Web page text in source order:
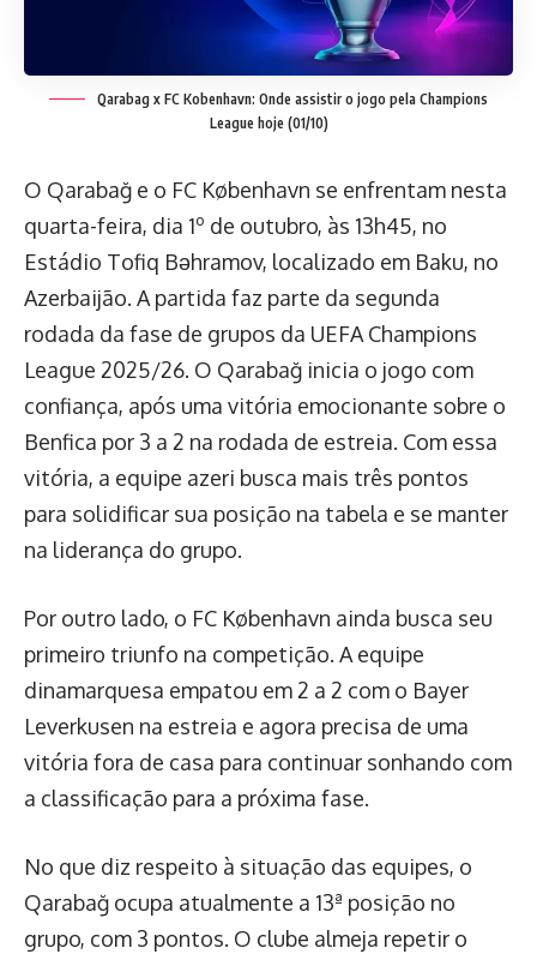
Qarabag x FC Kobenhavn: Onde assistir o jogo pela Champions
League hoje (01/10)
O Qarabağ e o FC København se enfrentam nesta
quarta-feira, dia 1º de outubro, às 13h45, no
Estádio Tofiq Bəhramov, localizado em Baku, no
Azerbaijão. A partida faz parte da segunda
rodada da fase de grupos da UEFA Champions
League 2025/26. O Qarabağ inicia o jogo com
confiança, após uma vitória emocionante sobre o
Benfica por 3 a 2 na rodada de estreia. Com essa
vitória, a equipe azeri busca mais três pontos
para solidificar sua posição na tabela e se manter
na liderança do grupo.
Por outro lado, o FC København ainda busca seu
primeiro triunfo na competição. A equipe
dinamarquesa empatou em 2 a 2 com o Bayer
Leverkusen na estreia e agora precisa de uma
vitória fora de casa para continuar sonhando com
a classificação para a próxima fase.
No que diz respeito à situação das equipes, o
Qarabağ ocupa atualmente a 13ª posição no
grupo, com 3 pontos. O clube almeja repetir o